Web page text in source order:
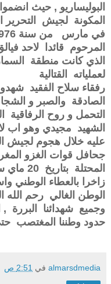
البوليساريو , حيث
المكونة لجيش
المرحوم قائدا لاحد
الذي كانت منطقة
لعملياته القتالية
رفقاء سلاح الفقيد
الصادقة والصبر و
التحمل و روح الرفاقية
الشهيد مجيدي وهو اب
عليه خلال هجوم لجيش
جحافل قوات الغزو
زاخرا بالعطاء الوطني
الوطن الغالي رحم
وجميع شهدائنا البررة
حدود وطننا المغتصب
almarsdmedia في 2:51 ص